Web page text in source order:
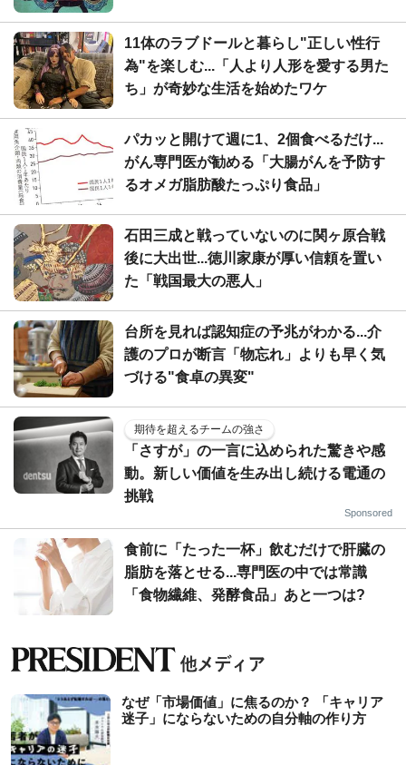
11体のラブドールと暮らし"正しい性行
為"を楽しむ...「人より人形を愛する男た
ち」が奇妙な生活を始めたワケ
パカッと開けて週に1、2個食べるだけ...
がん専門医が勧める「大腸がんを予防す
るオメガ脂肪酸たっぷり食品」
石田三成と戦っていないのに関ヶ原合戦
後に大出世...徳川家康が厚い信頼を置い
た「戦国最大の悪人」
台所を見れば認知症の予兆がわかる...介
護のプロが断言「物忘れ」よりも早く気
づける"食卓の異変"
期待を超えるチームの強さ
「さすが」の一言に込められた驚きや感
動。新しい価値を生み出し続ける電通の
挑戦
Sponsored
食前に「たった一杯」飲むだけで肝臓の
脂肪を落とせる...専門医の中では常識
「食物繊維、発酵食品」あと一つは?
なぜ「市場価値」に焦るのか？ 「キャリア
迷子」にならないための自分軸の作り方